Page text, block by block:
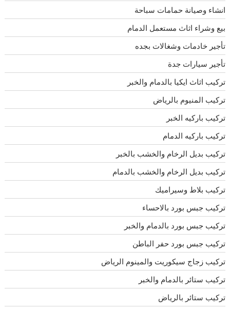
انشاء وصيانة حمامات سباحة
بيع وشراء اثاث مستعمل الدمام
تأجير خادمات وشغالات بجده
تأجير سيارات جدة
تركيب اثاث ايكيا بالدمام والخبر
تركيب المنيوم بالرياض
تركيب باركيه الخبر
تركيب باركيه الدمام
تركيب بديل الرخام والخشب بالخبر
تركيب بديل الرخام والخشب بالدمام
تركيب بلاط وسيراميك
تركيب جبس بورد بالاحساء
تركيب جبس بورد بالدمام والخبر
تركيب جبس بورد حفر الباطن
تركيب زجاج سيكوريت والمينوم الرياض
تركيب ستائر بالدمام والخبر
تركيب ستائر بالرياض